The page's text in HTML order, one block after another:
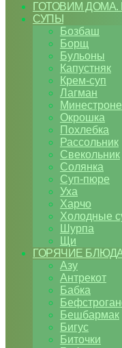
ГОТОВИМ
СУПЫ
Бозбаш
Борщ
Бульоны
Капустняк
Крем-суп
Лагман
Минестроне
Окрошка
Похлебка
Рассольник
Свекольник
Солянка
Суп-пюре
Уха
Харчо
Холодные
Шурпа
Щи
ГОРЯЧИЕ
Азу
Антрекот
Бабка
Бешбармак
Бигус
Биточки